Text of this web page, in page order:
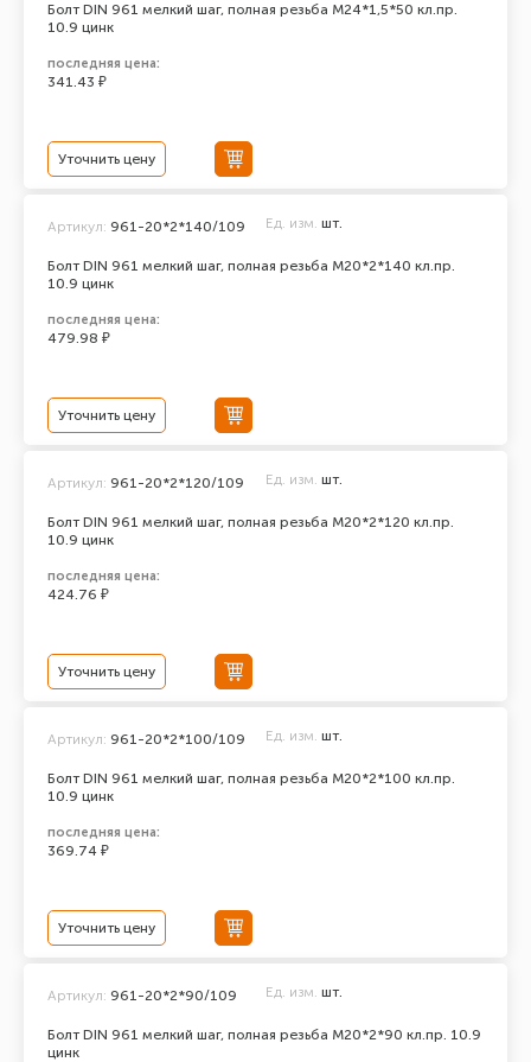
Болт DIN 961 мелкий шаг, полная резьба M24*1,5*50 кл.пр.
10.9 цинк
последняя цена:
341.43 ₽
Уточнить цену
Болт DIN 961 мелкий шаг, полная резьба M20*2*140 кл.пр.
10.9 цинк
Артикул: 961-20*2*140/109 Ед. изм. шт.
последняя цена:
479.98 ₽
Уточнить цену
Болт DIN 961 мелкий шаг, полная резьба M20*2*120 кл.пр.
10.9 цинк
Артикул: 961-20*2*120/109 Ед. изм. шт.
последняя цена:
424.76 ₽
Уточнить цену
Болт DIN 961 мелкий шаг, полная резьба M20*2*100 кл.пр.
10.9 цинк
Артикул: 961-20*2*100/109 Ед. изм. шт.
последняя цена:
369.74 ₽
Уточнить цену
Болт DIN 961 мелкий шаг, полная резьба M20*2*90 кл.пр. 10.9
цинк
Артикул: 961-20*2*90/109 Ед. изм. шт.